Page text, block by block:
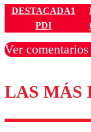
DESTACADA1
PDI
Ver comentarios
Los
LAS MÁS